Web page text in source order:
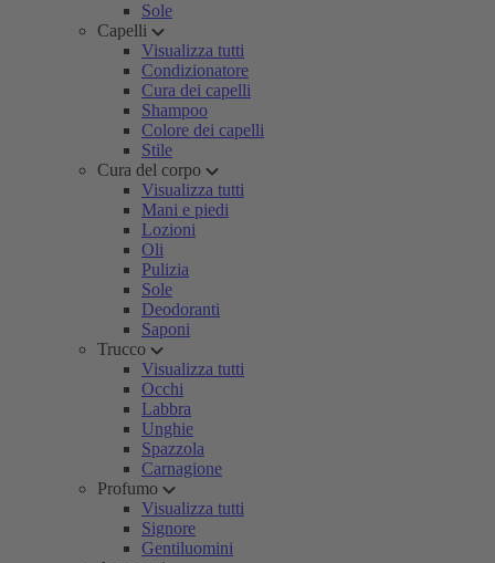
Sole
Capelli
Visualizza tutti
Condizionatore
Cura dei capelli
Shampoo
Colore dei capelli
Stile
Cura del corpo
Visualizza tutti
Mani e piedi
Lozioni
Oli
Pulizia
Sole
Deodoranti
Saponi
Trucco
Visualizza tutti
Occhi
Labbra
Unghie
Spazzola
Carnagione
Profumo
Visualizza tutti
Signore
Gentiluomini